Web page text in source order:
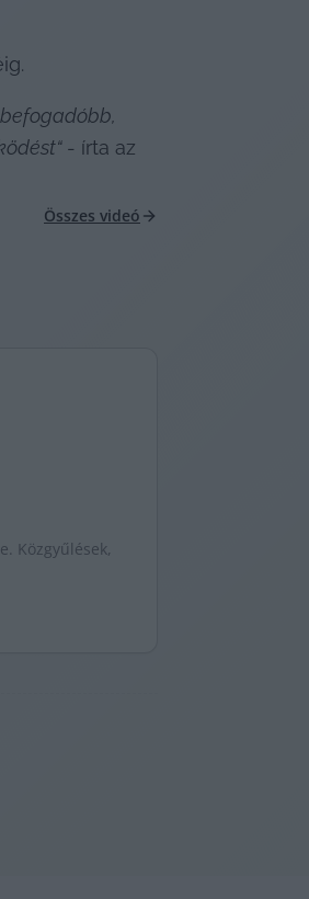
- írta az
Összes videó
Közgyűlések,